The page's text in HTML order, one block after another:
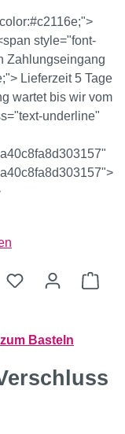
style="font-
Zahlungseingang
Lieferzeit 5 Tage
wartet bis wir vom
underline"
Basteln